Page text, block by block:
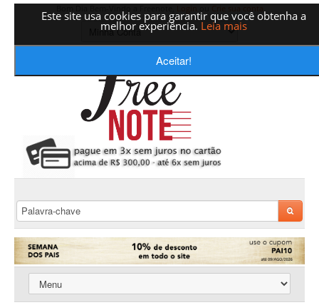
Este site usa cookies para garantir que você obtenha a
melhor experiência. Leia mais
Aceitar!